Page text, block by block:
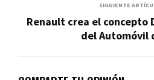
SIGUIENTE
Renault crea el concepto
del Automóvil